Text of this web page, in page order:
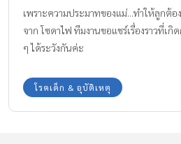
เพราะความประมาทของแม่...ทำให้ลูกต้อ
จาก โซดาไฟ ทีมงานขอแชร์เรื่องราวที่
ๆ ได้ระวังกันค่ะ
โรคเด็ก & อุบัติเหตุ